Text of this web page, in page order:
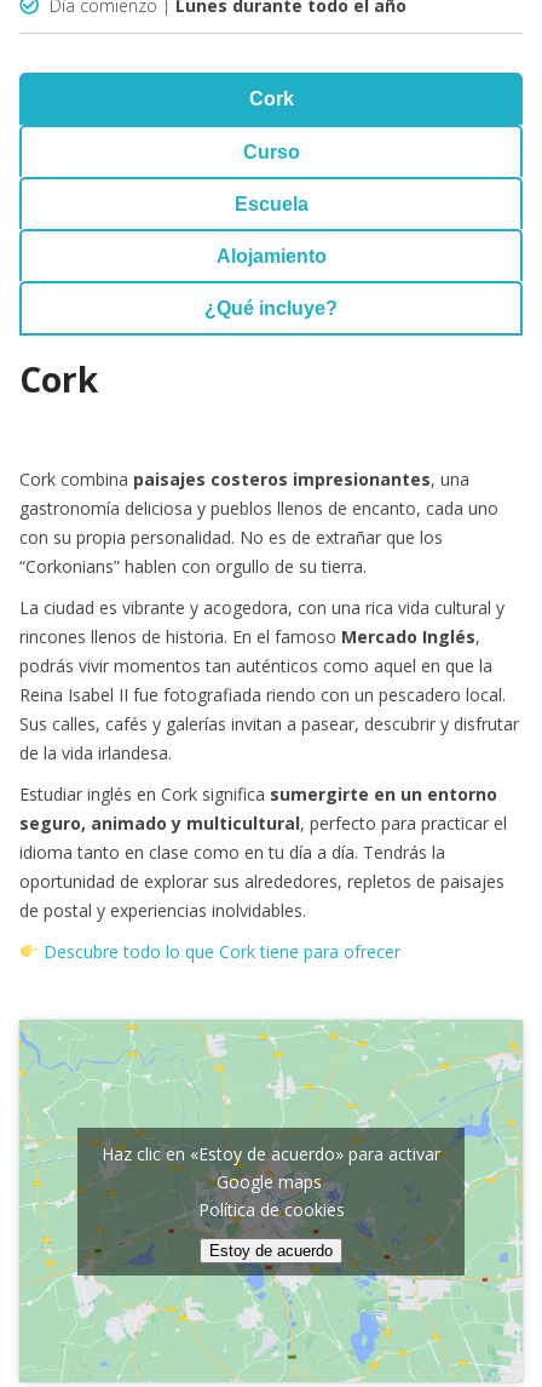
Día comienzo | Lunes durante todo el año
Cork
Curso
Escuela
Alojamiento
¿Qué incluye?
Cork
Cork combina paisajes costeros impresionantes, una
gastronomía deliciosa y pueblos llenos de encanto, cada uno
con su propia personalidad. No es de extrañar que los
“Corkonians” hablen con orgullo de su tierra.
La ciudad es vibrante y acogedora, con una rica vida cultural y
rincones llenos de historia. En el famoso Mercado Inglés,
podrás vivir momentos tan auténticos como aquel en que la
Reina Isabel II fue fotografiada riendo con un pescadero local.
Sus calles, cafés y galerías invitan a pasear, descubrir y disfrutar
de la vida irlandesa.
Estudiar inglés en Cork significa sumergirte en un entorno
seguro, animado y multicultural, perfecto para practicar el
idioma tanto en clase como en tu día a día. Tendrás la
oportunidad de explorar sus alrededores, repletos de paisajes
de postal y experiencias inolvidables.
Descubre todo lo que Cork tiene para ofrecer
Haz clic en «Estoy de acuerdo» para activar
Google maps
Política de cookies
Estoy de acuerdo